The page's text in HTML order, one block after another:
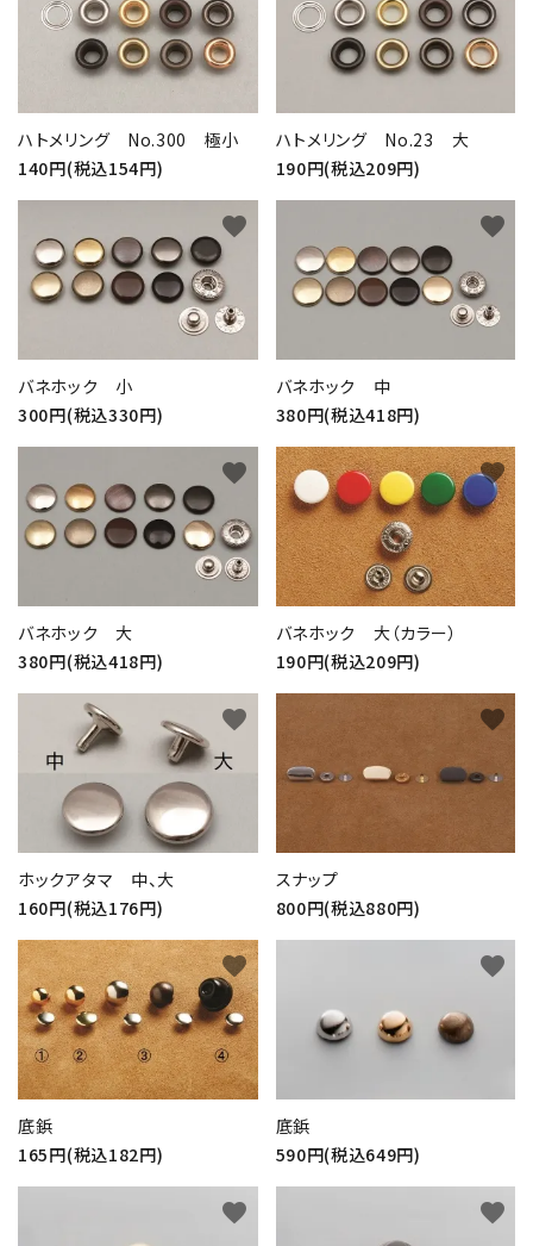
ハトメリング No.300 極小
140円(税込154円)
ハトメリング No.23 大
190円(税込209円)
バネホック 小
300円(税込330円)
favorite
バネホック 中
380円(税込418円)
favorite
バネホック 大
380円(税込418円)
favorite
バネホック 大（カラー）
190円(税込209円)
favorite
ホックアタマ 中、大
160円(税込176円)
favorite
スナップ
800円(税込880円)
favorite
底鋲
165円(税込182円)
favorite
底鋲
590円(税込649円)
favorite
favorite favorite